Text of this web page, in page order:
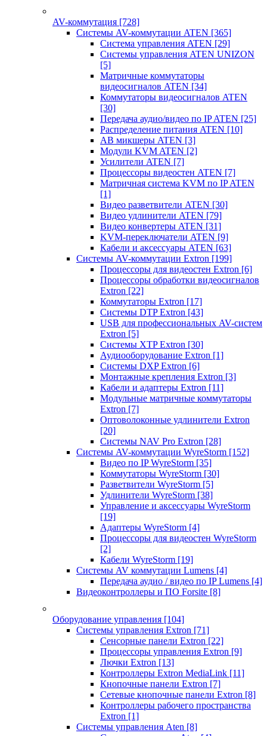
AV-коммутация [728]
Системы AV-коммутации ATEN [365]
Система управления ATEN [29]
Системы управления ATEN UNIZON
[5]
Матричные коммутаторы
видеосигналов ATEN [34]
Коммутаторы видеосигналов ATEN
[30]
Передача аудио/видео по IP ATEN [25]
Распределение питания ATEN [10]
АВ микшеры ATEN [3]
Модули KVM ATEN [2]
Усилители ATEN [7]
Процессоры видеостен ATEN [7]
Матричная система KVM по IP ATEN
[1]
Видео разветвители ATEN [30]
Видео удлинители ATEN [79]
Видео конвертеры ATEN [31]
KVM-переключатели ATEN [9]
Кабели и аксессуары ATEN [63]
Системы AV-коммутации Extron [199]
Процессоры для видеостен Extron [6]
Процессоры обработки видеосигналов
Extron [22]
Коммутаторы Extron [17]
Системы DTP Extron [43]
USB для профессиональных AV-систем
Extron [5]
Системы XTP Extron [30]
Аудиооборудование Extron [1]
Системы DXP Extron [6]
Монтажные крепления Extron [3]
Кабели и адаптеры Extron [11]
Модульные матричные коммутаторы
Extron [7]
Оптоволоконные удлинители Extron
[20]
Системы NAV Pro Extron [28]
Системы AV-коммутации WyreStorm [152]
Видео по IP WyreStorm [35]
Коммутаторы WyreStorm [30]
Разветвители WyreStorm [5]
Удлинители WyreStorm [38]
Управление и аксессуары WyreStorm
[19]
Адаптеры WyreStorm [4]
Процессоры для видеостен WyreStorm
[2]
Кабели WyreStorm [19]
Системы AV коммутации Lumens [4]
Передача аудио / видео по IP Lumens [4]
Видеоконтроллеры и ПО Forsite [8]
Оборудование управления [104]
Системы управления Extron [71]
Сенсорные панели Extron [22]
Процессоры управления Extron [9]
Лючки Extron [13]
Контроллеры Extron MediaLink [11]
Кнопочные панели Extron [7]
Сетевые кнопочные панели Extron [8]
Контроллеры рабочего пространства
Extron [1]
Системы управления Aten [8]